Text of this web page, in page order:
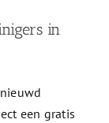
in
een gratis